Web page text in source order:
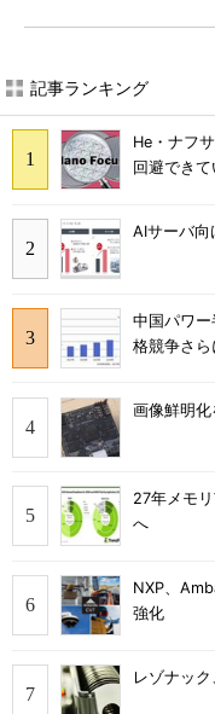
記事ランキング
He・ナフ
回避でき
AIサーバ向
中国パワ
格競争さら
画像鮮明
27年メモ
へ
NXP、
強化
レゾナッ